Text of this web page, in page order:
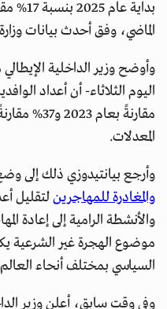
بداية
الماضي، وفق أحدث بيانات
وأوضح وزير الداخلية
المعدلات.
وأرجع بيانتيدوزي ذلك إلى
والمغادرة للمهاجرينلتقليل
والأنشطة الرامية إلى إعادة
موضوع الهجرة غير الشرعية
السياسي بمختلف أنحاء
وفي وقت سابق، أعلن وزير